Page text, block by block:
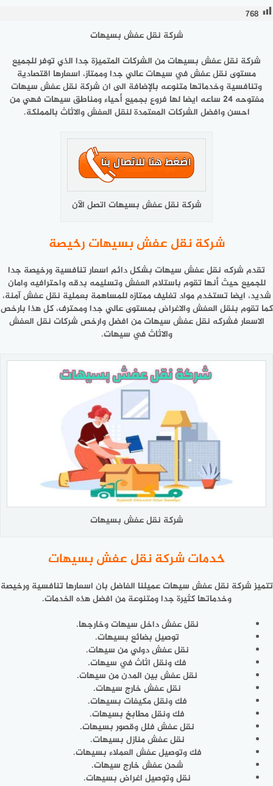
768
شركة نقل عفش بسيهات
شركة نقل عفش بسيهاتمن الشركات المتميزة جدا الذي توفر للجميع
مستوى نقل عفش في سيهات عالي جدا وممتاز، اسعارها اقتصادية
وتنافسية وخدماتها متنوعه بالإضافة الى ان شركة نقل عفش سيهات
مفتوحه 24 ساعه ايضا لها فروع بجميع أحياء ومناطق سيهات فهي من
احسن وافضل الشركات المعتمدة لنقل العفش والاثاث بالمملكة.
شركة نقل عفش بسيهات اتصل الآن
شركة نقل عفش بسيهات رخيصة
تقدم شركه نقل عفش سيهات بشكل دائم اسعار تنافسية ورخيصة جدا
للجميع حيث أنها تقوم باستلام العفش وتسليمه بدقه واحترافيه وامان
شديد، ايضا تستخدم مواد تغليف ممتازه للمساهمة بعملية نقل عفش آمنة،
كما تقوم بنقل العفش والاغراض بمستوى عالي جدا ومحترف، كل هذا بارخص
الاسعار فشركه نقل عفش سيهاتمن افضل وارخص شركات نقل العفش
والاثاث في سيهات.
شركة نقل عفش بسيهات
خدمات شركة نقل عفش بسيهات
تتميز شركة نقل عفش سيهاتعميلنا الفاضل بان اسعارها تنافسية ورخيصة
وخدماتها كثيرة جدا ومتنوعة من افضل هذه الخدمات.
نقل عفش داخل سيهات وخارجها.
توصيل بضائع بسيهات.
نقل عفش دولي من سيهات.
فك ونقل اثاث في سيهات.
نقل عفش بين المدن من سيهات.
نقل عفش خارج سيهات.
فك ونقل مكيفات بسيهات.
فك ونقل مطابخ بسيهات.
نقل عفش فلل وقصور بسيهات.
نقل عفش منازل بسيهات.
فك وتوصيل عفش العملاء بسيهات.
شحن عفش خارج سيهات.
نقل وتوصيل اغراض بسيهات.